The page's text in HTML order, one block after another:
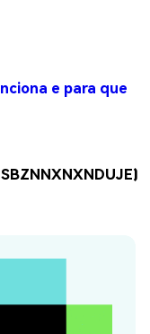
e para que